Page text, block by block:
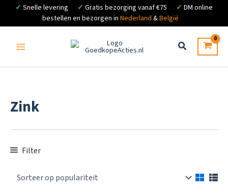
✓ Snelle levering ✓ Gratis bezorging vanaf €75 ✓ DM online
bestellen en bezorgen in Nederland &België
inhoud
Zink
Filter